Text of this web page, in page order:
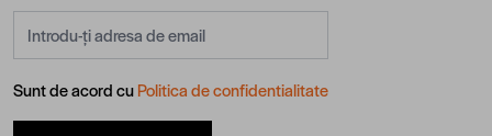
Sunt de acord cuPolitica de confidentialitate